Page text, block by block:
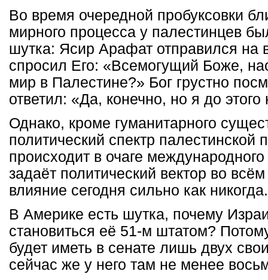
Во время очередной пробуксовки
мирного процесса у палестинцев
шутка: Ясир Арафат отправился на
спросил Его: «Всемогущий Боже,
мир в Палестине?» Бог грустно
ответил: «Да, конечно, но я до
Однако, кроме гуманитарного
политический спектр палестинской
происходит в очаге
задаёт политический вектор во
влияние сегодня сильно как никогда.
В Америке есть шутка, почему
становиться её 51-м штатом?
будет иметь в сенате лишь двух
сейчас же у него там не менее